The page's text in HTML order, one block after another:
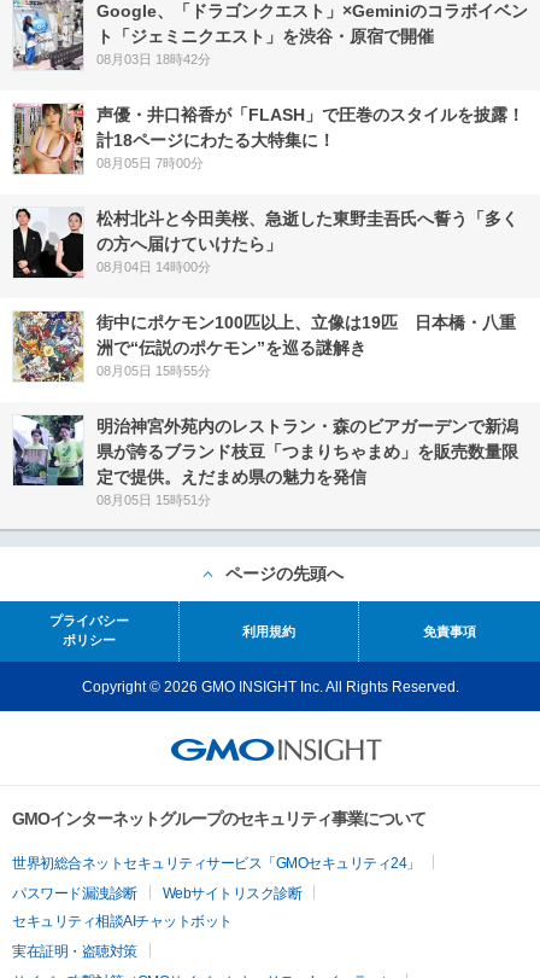
Google、「ドラゴンクエスト」×Geminiのコラボイベン
ト「ジェミニクエスト」を渋谷・原宿で開催
08月03日 18時42分
声優・井口裕香が「FLASH」で圧巻のスタイルを披露！
計18ページにわたる大特集に！
08月05日 7時00分
松村北斗と今田美桜、急逝した東野圭吾氏へ誓う「多く
の方へ届けていけたら」
08月04日 14時00分
街中にポケモン100匹以上、立像は19匹 日本橋・八重
洲で“伝説のポケモン”を巡る謎解き
08月05日 15時55分
明治神宮外苑内のレストラン・森のビアガーデンで新潟
県が誇るブランド枝豆「つまりちゃまめ」を販売数量限
定で提供。えだまめ県の魅力を発信
08月05日 15時51分
ページの先頭へ
プライバシー
ポリシー
利用規約 免責事項
Copyright © 2026 GMO INSIGHT Inc. All Rights Reserved.
GMOインターネットグループのセキュリティ事業について
世界初総合ネットセキュリティサービス「GMOセキュリティ24」
パスワード漏洩診断
Webサイトリスク診断
セキュリティ相談AIチャットボット
実在証明・盗聴対策